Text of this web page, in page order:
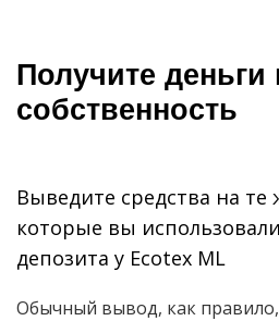
Получите
собственность
Выведите средства на те
которые вы
депозита у Ecotex ML
Обычный вывод, как